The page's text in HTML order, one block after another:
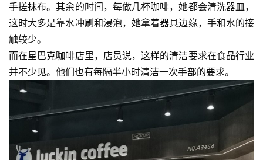
手搓抹布。其余的时间，每做几杯咖啡，她都会清洗器皿，
这时大多是靠水冲刷和浸泡，她拿着器具边缘，手和水的接
触较少。
而在星巴克咖啡店里，店员说，这样的清洁要求在食品行业
并不少见。他们也有每隔半小时清洁一次手部的要求。